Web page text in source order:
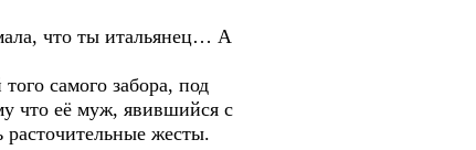
что ты итальянец… А
самого забора, под
что её муж, явившийся с
расточительные жесты.